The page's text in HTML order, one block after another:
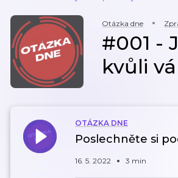
Otázka dne
#001 -
kvůli
OTÁZKA DNE
Poslechněte si
16. 5. 2022 3 min